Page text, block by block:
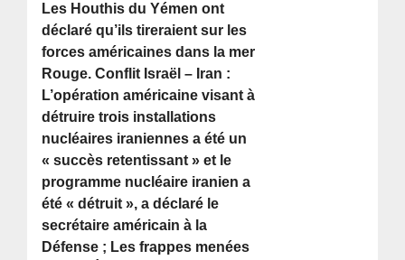
Les Houthis du Yémen ont
déclaré qu’ils tireraient sur les
forces américaines dans la mer
Rouge. Conflit Israël – Iran :
L’opération américaine visant à
détruire trois installations
nucléaires iraniennes a été un
« succès retentissant » et le
programme nucléaire iranien a
été « détruit », a déclaré le
secrétaire américain à la
Défense ; Les frappes menées